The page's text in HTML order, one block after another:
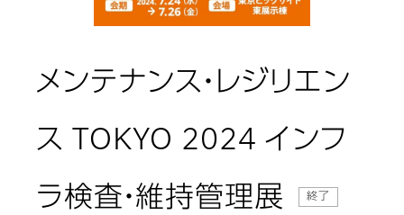
メンテナンス・レジリエン
ス TOKYO 2024 インフ
ラ検査・維持管理展
終了